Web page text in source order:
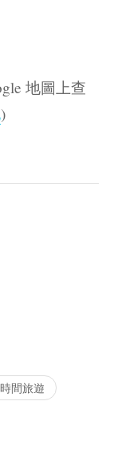
地圖上查
)
間旅遊